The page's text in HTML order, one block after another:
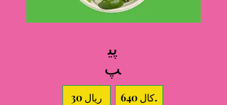
پي
پ
30 ريال 640 كال.